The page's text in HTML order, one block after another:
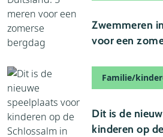
Zwemmeren
voor een
Familie/
Dit is de
kinderen op